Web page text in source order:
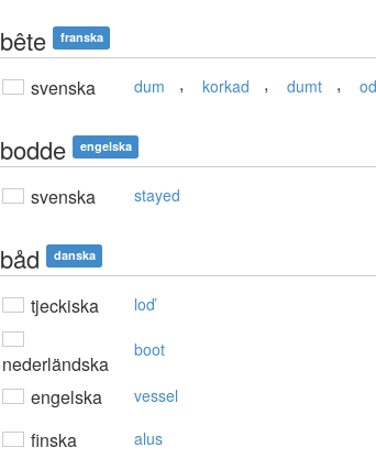
bête franska
svenska dum , korkad , dumt ,
bodde engelska
svenska stayed
båd danska
tjeckiska loď
nederländska
boot
engelska vessel
finska alus